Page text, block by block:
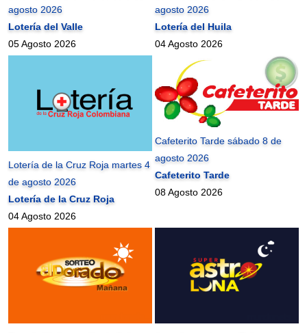
agosto 2026
Lotería del Valle
05 Agosto 2026
agosto 2026
Lotería del Huila
04 Agosto 2026
Lotería de la Cruz Roja martes 4
de agosto 2026
Lotería de la Cruz Roja
04 Agosto 2026
Cafeterito Tarde sábado 8 de
agosto 2026
Cafeterito Tarde
08 Agosto 2026